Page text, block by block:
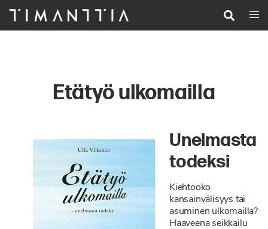
pääsisältöön
Search
Etätyö ulkomailla
Unelmasta
todeksi
Kiehtooko
kansainvälisyys tai
asuminen ulkomailla?
Haaveena seikkailu